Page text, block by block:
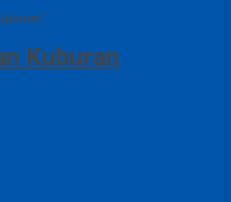
Kuburan